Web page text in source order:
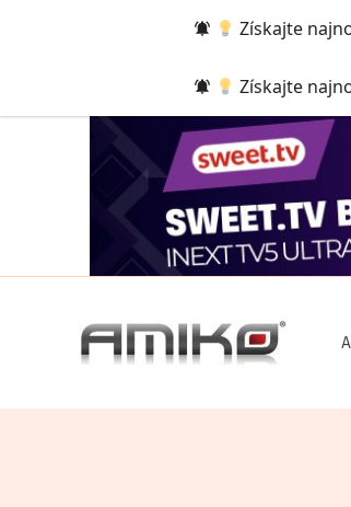
Získajte
Získajte